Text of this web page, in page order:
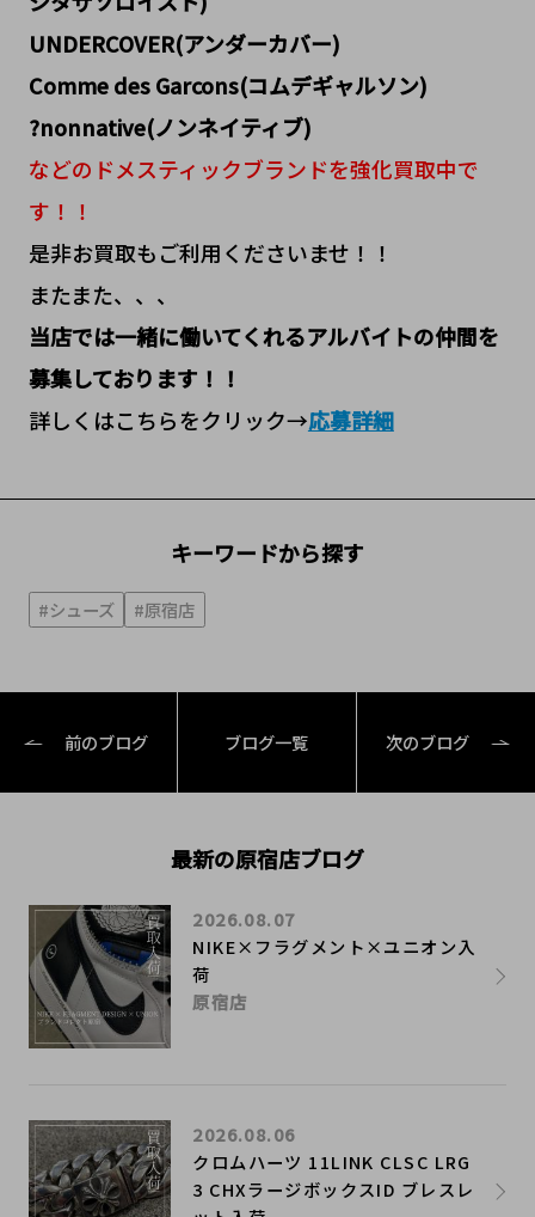
UNDERCOVER(アンダーカバー)
Comme des Garcons(コムデギャルソン)
?nonnative(ノンネイティブ)
などのドメスティックブランドを強化買取中で
す！！
是非お買取もご利用くださいませ！！
またまた、、、
当店では一緒に働いてくれるアルバイトの仲間を
募集しております！！
詳しくはこちらをクリック→応募詳細
キーワードから探す
#シューズ #原宿店
前のブログ ブログ一覧 次のブログ
最新の原宿店ブログ
NIKE×フラグメント×ユニオン入
荷
2026.08.07
原宿店
クロムハーツ 11LINK CLSC LRG
3 CHXラージボックスID ブレスレ
2026.08.06